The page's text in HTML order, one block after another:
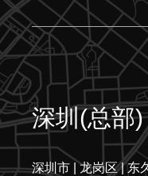
深圳(总部)
深圳市 | 龙岗区 | 东